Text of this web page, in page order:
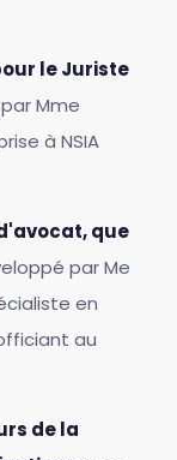
le Juriste
Mme
à NSIA
que
par Me
en
au
de la